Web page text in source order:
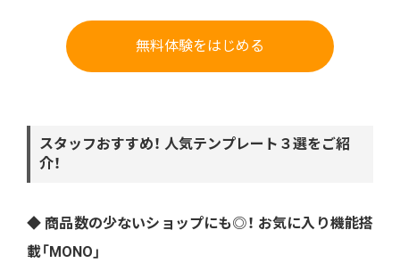
無料体験をはじめる
スタッフおすすめ！ 人気テンプレート３選をご紹
介！
◆ 商品数の少ないショップにも◎！ お気に入り機能搭
載「MONO」